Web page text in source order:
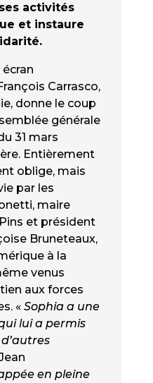
activités
et instaure
Carrasco,
donne le coup
générale
31 mars
Entièrement
oblige, mais
par les
maire
et président
Bruneteaux,
à la
venus
aux forces
« Sophia a une
lui a permis
en pleine